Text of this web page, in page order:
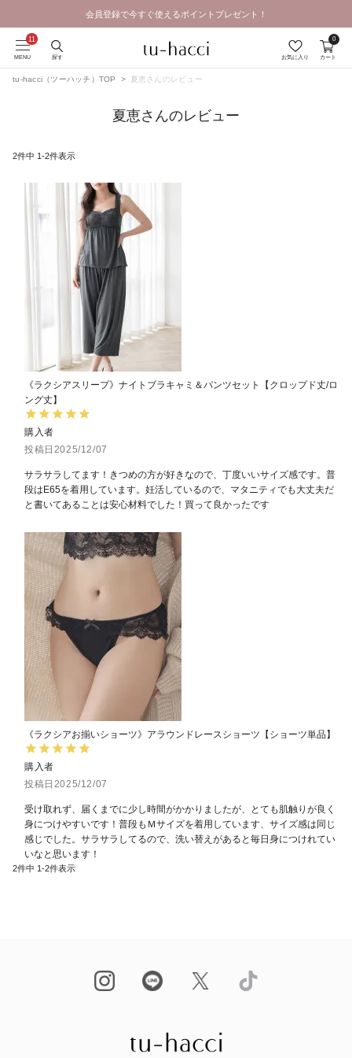
会員登録で今すぐ使えるポイントプレゼント！
GRAND OPEN SALE | 2026.8.7 19:00 - 8.16 23:59
MENU 探す お気に入り カート
0
tu-hacci（ツーハッチ）TOP 夏恵さんのレビュー
夏恵さんのレビュー
2件中 1-2件表示
《ラクシアスリープ》ナイトブラキャミ＆パンツセット【クロップド丈/ロ
ング丈】
購入者
投稿日 2025/12/07
サラサラしてます！きつめの方が好きなので、丁度いいサイズ感です。普
段はE65を着用しています。妊活しているので、マタニティでも大丈夫だ
と書いてあることは安心材料でした！買って良かったです
《ラクシアお揃いショーツ》アラウンドレースショーツ【ショーツ単品】
購入者
投稿日 2025/12/07
受け取れず、届くまでに少し時間がかかりましたが、とても肌触りが良く
身につけやすいです！普段もＭサイズを着用しています、サイズ感は同じ
感じでした。サラサラしてるので、洗い替えがあると毎日身につけれてい
いなと思います！
2件中 1-2件表示